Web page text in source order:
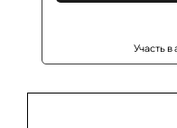
Участь в